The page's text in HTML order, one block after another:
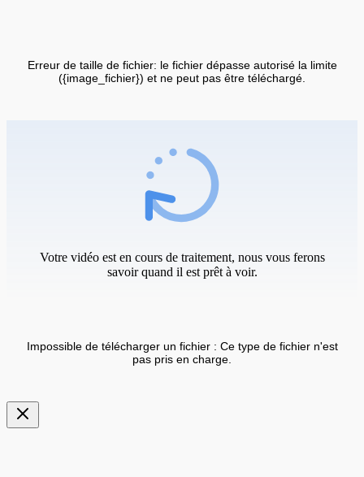
Erreur de taille de fichier: le fichier dépasse autorisé la limite
({image_fichier}) et ne peut pas être téléchargé.
Votre vidéo est en cours de traitement, nous vous ferons
savoir quand il est prêt à voir.
Impossible de télécharger un fichier : Ce type de fichier n'est
pas pris en charge.